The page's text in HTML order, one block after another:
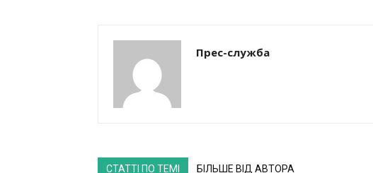
Прес-служба
СТАТТІ ПО ТЕМІ БІЛЬШЕ ВІД АВТОРА